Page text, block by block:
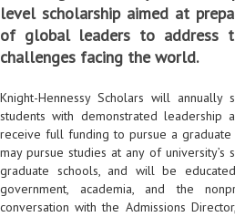
level scholarship aimed at
of global leaders to address
challenges facing the world.
Knight-Hennessy Scholars will
students with demonstrated leadership
receive full funding to pursue a graduate
may pursue studies at any of university’s
graduate schools, and will be
government, academia, and the
conversation with the Admissions
Convocatoria ISIS
Convocatoria IA
Oportunidades
Información general
Opciones académicas
TI en las Organizaciones
Computación Visual
Matemática computacional
Profesores
Acreditaciones
Internacionalización
Cursos electivos
Electivas reguladas
Electivas profesionales
Electivas profesionales en otros
Oferta de cursos periodo
Procesos administrativos
Consejería
Doble programa
Movilidad Estudiantil
Reingreso
Reintegro
Retiro Voluntario
Aplazamiento
Trasnferencia Interna
Reglamento General de
Bienestar institucional
Oferta de cursos
Convocatorias
Maestría en Gerencia de
Maestría en Arquitectura de
(MATI)
Maestría en Biología
Maestría en Tecnologías de
(MBIT)
Instructores
Asistentes Postdoctorales
Profesores Adjuntos
Coordinadores generales
Coordinadores de programa
Gestores
Ofertas Laborales
Emprendedores e Innovadores
TICSw
Colaboratorio de Interacción,
Autónomos
Laboratorio de Arquitecturas
Laboratorio de Conectividad y Redes
Laboratorio de Computación Móvil
Laboratorio de Informática Forense